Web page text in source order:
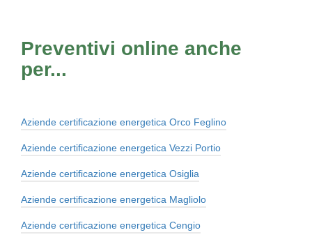
Preventivi online anche
per...
Aziende certificazione energetica Orco Feglino
Aziende certificazione energetica Vezzi Portio
Aziende certificazione energetica Osiglia
Aziende certificazione energetica Magliolo
Aziende certificazione energetica Cengio